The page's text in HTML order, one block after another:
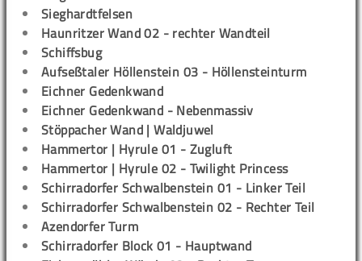
Sieghardtfelsen
Haunritzer Wand 02 - rechter Wandteil
Schiffsbug
Aufseßtaler Höllenstein 03 - Höllensteinturm
Eichner Gedenkwand
Eichner Gedenkwand - Nebenmassiv
Stöppacher Wand | Waldjuwel
Hammertor | Hyrule 01 - Zugluft
Hammertor | Hyrule 02 - Twilight Princess
Schirradorfer Schwalbenstein 01 - Linker Teil
Schirradorfer Schwalbenstein 02 - Rechter Teil
Azendorfer Turm
Schirradorfer Block 01 - Hauptwand